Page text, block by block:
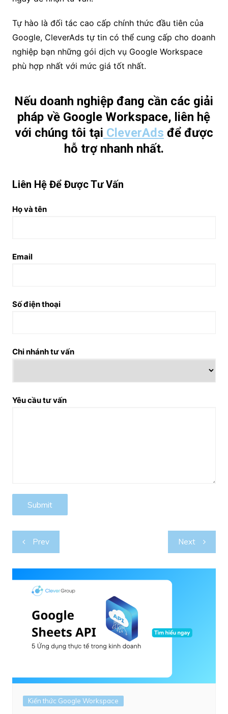
Tự hào là đối tác cao cấp chính thức đầu tiên của
Google, CleverAds tự tin có thể cung cấp cho doanh
nghiệp bạn những gói dịch vụ Google Workspace
phù hợp nhất với mức giá tốt nhất.
Nếu doanh nghiệp đang cần các giải
pháp về Google Workspace, liên hệ
với chúng tôi tại CleverAds để được
hỗ trợ nhanh nhất.
Liên Hệ Để Được Tư Vấn
Họ và tên
Email
Số điện thoại
Chi nhánh tư vấn
Yêu cầu tư vấn
Post
navigation
Prev Next
Kiến thức Google Workspace